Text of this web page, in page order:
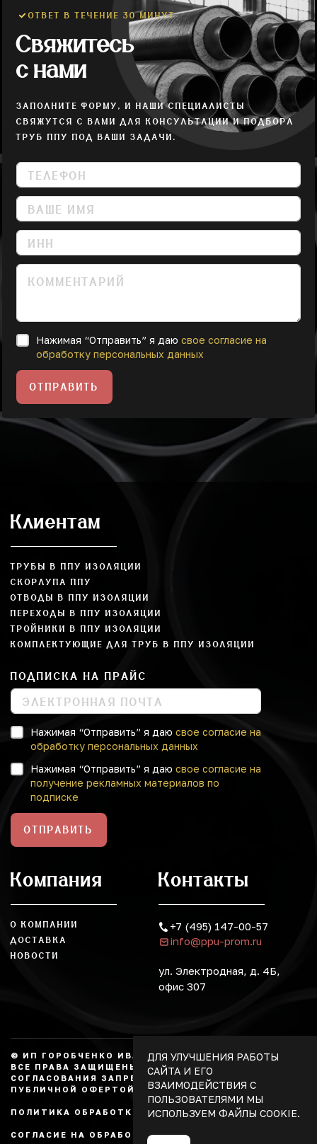
ОТВЕТ В ТЕЧЕНИЕ 30 МИНУТ
Свяжитесь
с нами
ЗАПОЛНИТЕ ФОРМУ, И НАШИ СПЕЦИАЛИСТЫ
СВЯЖУТСЯ С ВАМИ ДЛЯ КОНСУЛЬТАЦИИ И ПОДБОРА
ТРУБ ППУ ПОД ВАШИ ЗАДАЧИ.
Нажимая “Отправить” я даю свое согласие на
обработку персональных данных
ОТПРАВИТЬ
Клиентам
ТРУБЫ В ППУ ИЗОЛЯЦИИ
СКОРЛУПА ППУ
ОТВОДЫ В ППУ ИЗОЛЯЦИИ
ПЕРЕХОДЫ В ППУ ИЗОЛЯЦИИ
ТРОЙНИКИ В ППУ ИЗОЛЯЦИИ
КОМПЛЕКТУЮЩИЕ ДЛЯ ТРУБ В ППУ ИЗОЛЯЦИИ
ПОДПИСКА НА ПРАЙС
Нажимая “Отправить” я даю свое согласие на
обработку персональных данных
Нажимая “Отправить” я даю свое согласие на
получение рекламных материалов по
подписке
ОТПРАВИТЬ
Компания
О КОМПАНИИ
ДОСТАВКА
НОВОСТИ
Контакты
+7 (495) 147-00-57
info@ppu-prom.ru
ул. Электродная, д. 4Б,
офис 307
© ИП ГОРОБЧЕНКО ИВАН АЛЕКСАНДРОВИЧ, 2026.
ВСЕ ПРАВА ЗАЩИЩЕНЫ, КОПИРОВАНИЕ БЕЗ
СОГЛАСОВАНИЯ ЗАПРЕЩЕНО. НЕ ЯВЛЯЕТСЯ
ПУБЛИЧНОЙ ОФЕРТОЙ.
ПОЛИТИКА ОБРАБОТКИ ПЕРСОНАЛЬНЫХ ДАННЫХ
СОГЛАСИЕ НА ОБРАБОТКУ ПЕРСОНАЛЬНЫХ ДАННЫХ
ДЛЯ УЛУЧШЕНИЯ РАБОТЫ
САЙТА И ЕГО
ВЗАИМОДЕЙСТВИЯ С
ПОЛЬЗОВАТЕЛЯМИ МЫ
ИСПОЛЬЗУЕМ ФАЙЛЫ COOKIE.